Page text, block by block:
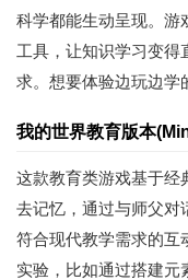
科学都能生动呈现。游
工具，让知识学习变得
求。想要体验边玩边学
我的世界教育版本
这款教育类游戏基于经
去记忆，通过与师父对
符合现代教学需求的互
实验，比如通过搭建元